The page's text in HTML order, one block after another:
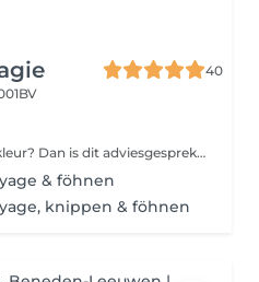
40
Twijfel je over wat jij wilt qua kleur? Dan is dit adviesgesprek voor jou. Tijdens dit gesprek van 30 minuten bespreken we jouw wensen en de mogelijkheden. Kies je ervoor om een vervolg afspraak te maken voor het kleuren, dan halen we het bedrag van het adviesgesprek af van de kleurbehandeling.
& föhnen
knippen & föhnen